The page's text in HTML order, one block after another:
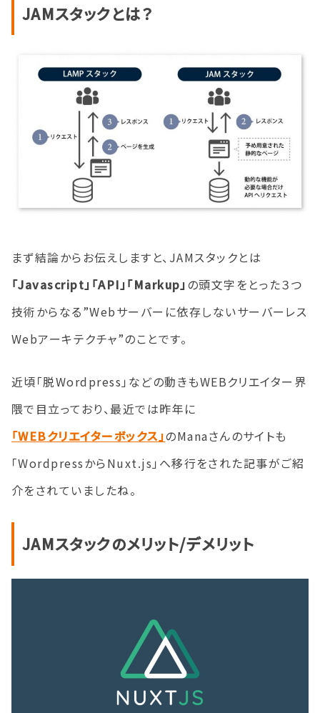
JAMスタックとは？
まず結論からお伝えしますと、JAMスタックとは
「Javascript」「API」「Markup」 の頭文字をとった３つ
技術からなる”Webサーバーに依存しないサーバーレス
Webアーキテクチャ”のことです。
近頃「脱Wordpress」などの動きもWEBクリエイター界
隈で目立っており、最近では昨年に
「WEBクリエイターボックス」のManaさんのサイトも
「WordpressからNuxt.js」へ移行をされた記事がご紹
介をされていましたね。
JAMスタックのメリット/デメリット